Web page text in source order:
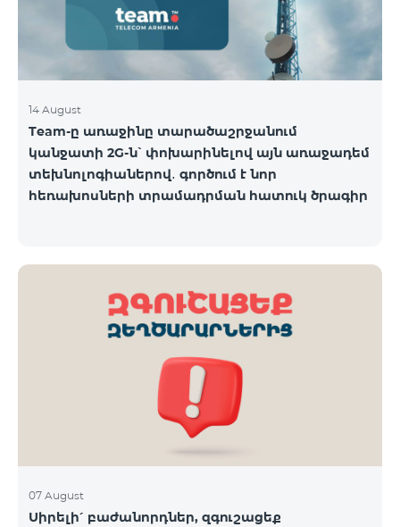
14 August
Team-ը առաջինը տարածաշրջանում
կանջատի 2G-ն՝ փոխարինելով այն առաջադեմ
տեխնոլոգիաներով․ գործում է նոր
հեռախոսների տրամադրման հատուկ ծրագիր
07 August
Սիրելի՛ բաժանորդներ, զգուշացեք